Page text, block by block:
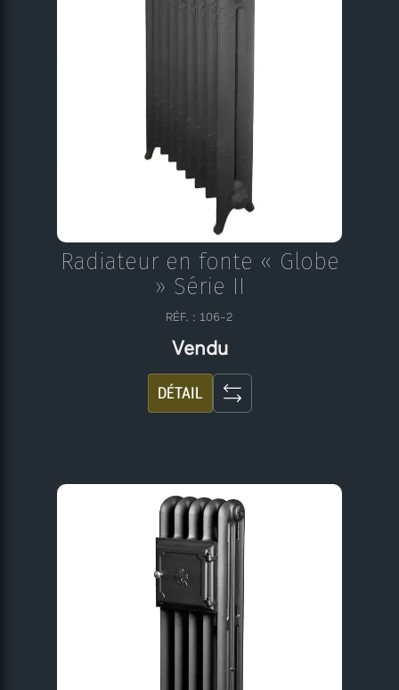
Radiateur en fonte « Globe
» Série II
RÉF. : 106-2
Vendu
DÉTAIL